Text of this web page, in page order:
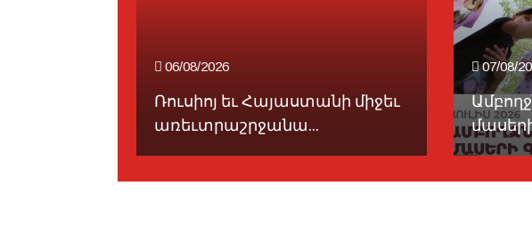
06/08/2026
Ռուսիոյ եւ Հայաստանի միջեւ
առեւտրաշրջանա...
07/08/